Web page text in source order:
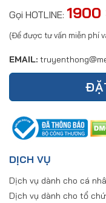
Gọi HOTLINE:
(Để được tư vấn miễn phí
EMAIL:
DỊCH VỤ
Dịch vụ dành cho cá
Dịch vụ dành cho tổ